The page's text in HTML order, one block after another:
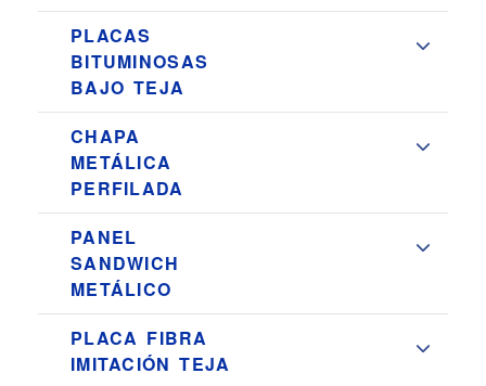
PLACAS
BITUMINOSAS
BAJO TEJA
CHAPA
METÁLICA
PERFILADA
PANEL
SANDWICH
METÁLICO
PLACA FIBRA
IMITACIÓN TEJA